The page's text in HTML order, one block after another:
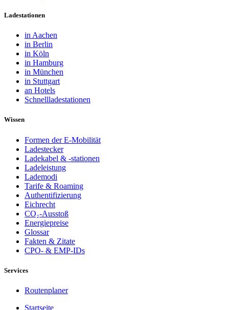
Ladestationen
in Aachen
in Berlin
in Köln
in Hamburg
in München
in Stuttgart
an Hotels
Schnellladestationen
Wissen
Formen der E-Mobilität
Ladestecker
Ladekabel & -stationen
Ladeleistung
Lademodi
Tarife & Roaming
Authentifizierung
Eichrecht
CO₂-Ausstoß
Energiepreise
Glossar
Fakten & Zitate
CPO- & EMP-IDs
Services
Routenplaner
Startseite